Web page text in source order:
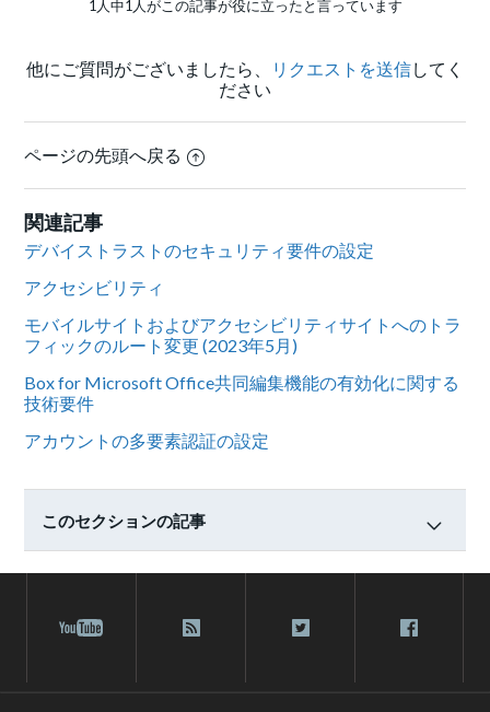
1人中1人がこの記事が役に立ったと言っています
他にご質問がございましたら、 リクエストを送信してく
ださい
ページの先頭へ戻る
関連記事
デバイストラストのセキュリティ要件の設定
アクセシビリティ
モバイルサイトおよびアクセシビリティサイトへのトラ
フィックのルート変更 (2023年5月)
Box for Microsoft Office共同編集機能の有効化に関する
技術要件
アカウントの多要素認証の設定
このセクションの記事